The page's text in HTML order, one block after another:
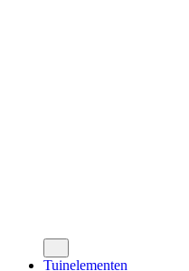
Tuinelementen